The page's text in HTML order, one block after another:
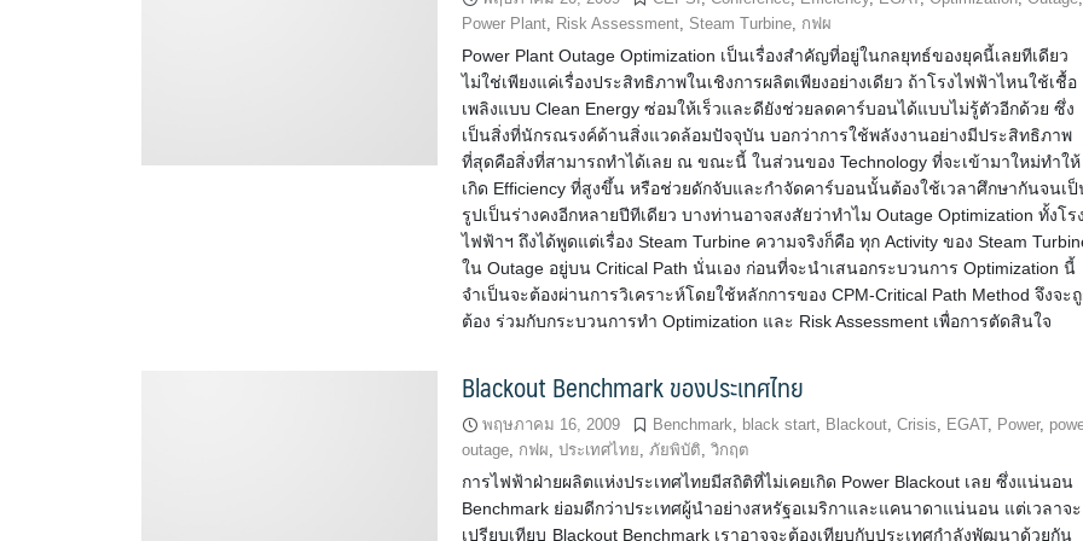
Power Plant Risk Assessment Steam Turbine กฟผ
Power Plant Outage Optimization เป็นเรื่องสำคัญที่อยู่ในกลยุทธ์ของยุคนี้เลยทีเดียว
ไม่ใช่เพียงแค่เรื่องประสิทธิภาพในเชิงการผลิตเพียงอย่างเดียว ถ้าโรงไฟฟ้าไหนใช้เชื้อ
เพลิงแบบ Clean Energy ซ่อมให้เร็วและดียังช่วยลดคาร์บอนได้แบบไม่รู้ตัวอีกด้วย ซึ่ง
เป็นสิ่งที่นักรณรงค์ด้านสิ่งแวดล้อมปัจจุบัน บอกว่าการใช้พลังงานอย่างมีประสิทธิภาพ
ที่สุดคือสิ่งที่สามารถทำได้เลย ณ ขณะนี้ ในส่วนของ Technology ที่จะเข้ามาใหม่ทำให้
เกิด Efficiency ที่สูงขึ้น หรือช่วยดักจับและกำจัดคาร์บอนนั้นต้องใช้เวลาศึกษากันจนเ
รูปเป็นร่างคงอีกหลายปีทีเดียว บางท่านอาจสงสัยว่าทำไม Outage Optimization ทั้งโรง
ไฟฟ้าฯ ถึงได้พูดแต่เรื่อง Steam Turbine ความจริงก็คือ ทุก Activity ของ Steam
ใน Outage อยู่บน Critical Path นั่นเอง ก่อนที่จะนำเสนอกระบวนการ Optimization นี้
จำเป็นจะต้องผ่านการวิเคราะห์โดยใช้หลักการของ CPM-Critical Path Method จึงจะ
ต้อง ร่วมกับกระบวนการทำ Optimization และ Risk Assessment เพื่อการตัดสินใจ
Blackout Benchmark ของประเทศไทย
พฤษภาคม 16, 2009 Benchmark black start Blackout ,Crisis EGAT, Power,
outage กฟผ ,ประเทศไทย ,ภัยพิบัติ ,วิกฤต
การไฟฟ้าฝ่ายผลิตแห่งประเทศไทยมีสถิติที่ไม่เคยเกิด Power Blackout เลย ซึ่งแน่นอน
Benchmark ย่อมดีกว่าประเทศผู้นำอย่างสหรัฐอเมริกาและแคนาดาแน่นอน แต่เวลาจะ
เปรียบเทียบ ฺBlackout Benchmark เราอาจจะต้องเทียบกับประเทศกำลังพัฒนาด้วยกัน